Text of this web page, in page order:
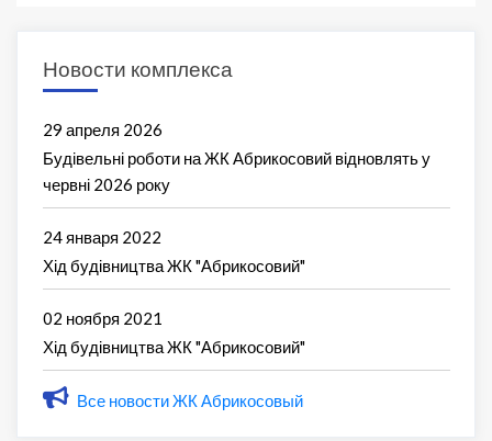
Новости комплекса
29 апреля 2026
Будівельні роботи на ЖК Абрикосовий відновлять у
червні 2026 року
24 января 2022
Хід будівництва ЖК "Абрикосовий"
02 ноября 2021
Хід будівництва ЖК "Абрикосовий"
Все новости ЖК Абрикосовый